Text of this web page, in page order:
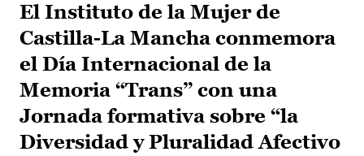
El Instituto de la Mujer de
Castilla-La Mancha conmemora
el Día Internacional de la
Memoria “Trans” con una
Jornada formativa sobre “la
Diversidad y Pluralidad Afectivo